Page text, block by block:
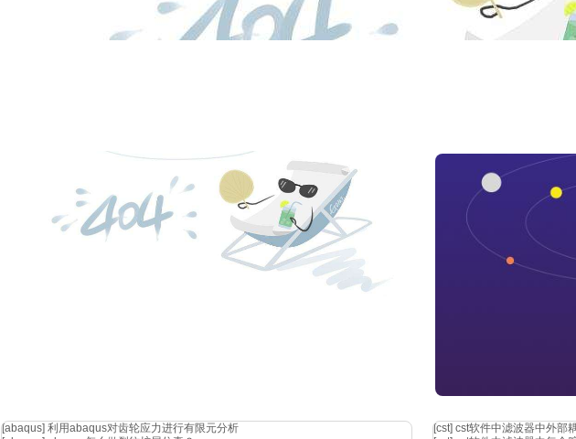
总的来说，有限元分析是一个广泛应用于各种工程和科学领域的强大工具。掌握它不仅可以深化你对
的机会。如果你对此感兴趣，不妨从今天开始就踏上成为有限元分析专家的旅程！
[abaqus] 利用abaqus对齿轮应力进行有限元分析
[cst] cst软件中滤波器中外部